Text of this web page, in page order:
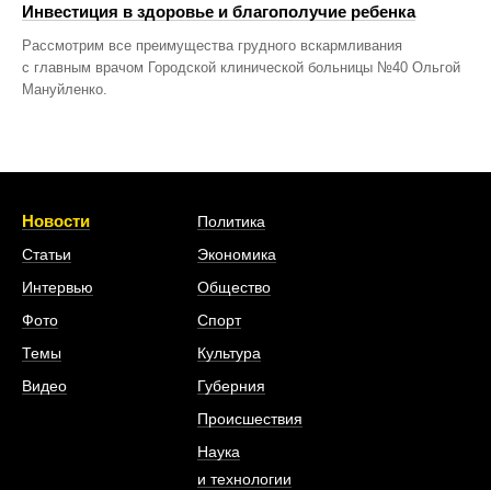
Инвестиция в здоровье и благополучие ребенка
Рассмотрим все преимущества грудного вскармливания
с главным врачом Городской клинической больницы №40 Ольгой
Мануйленко.
Новости
Статьи
Интервью
Фото
Темы
Видео
Политика
Экономика
Общество
Спорт
Культура
Губерния
Происшествия
Наука
и технологии